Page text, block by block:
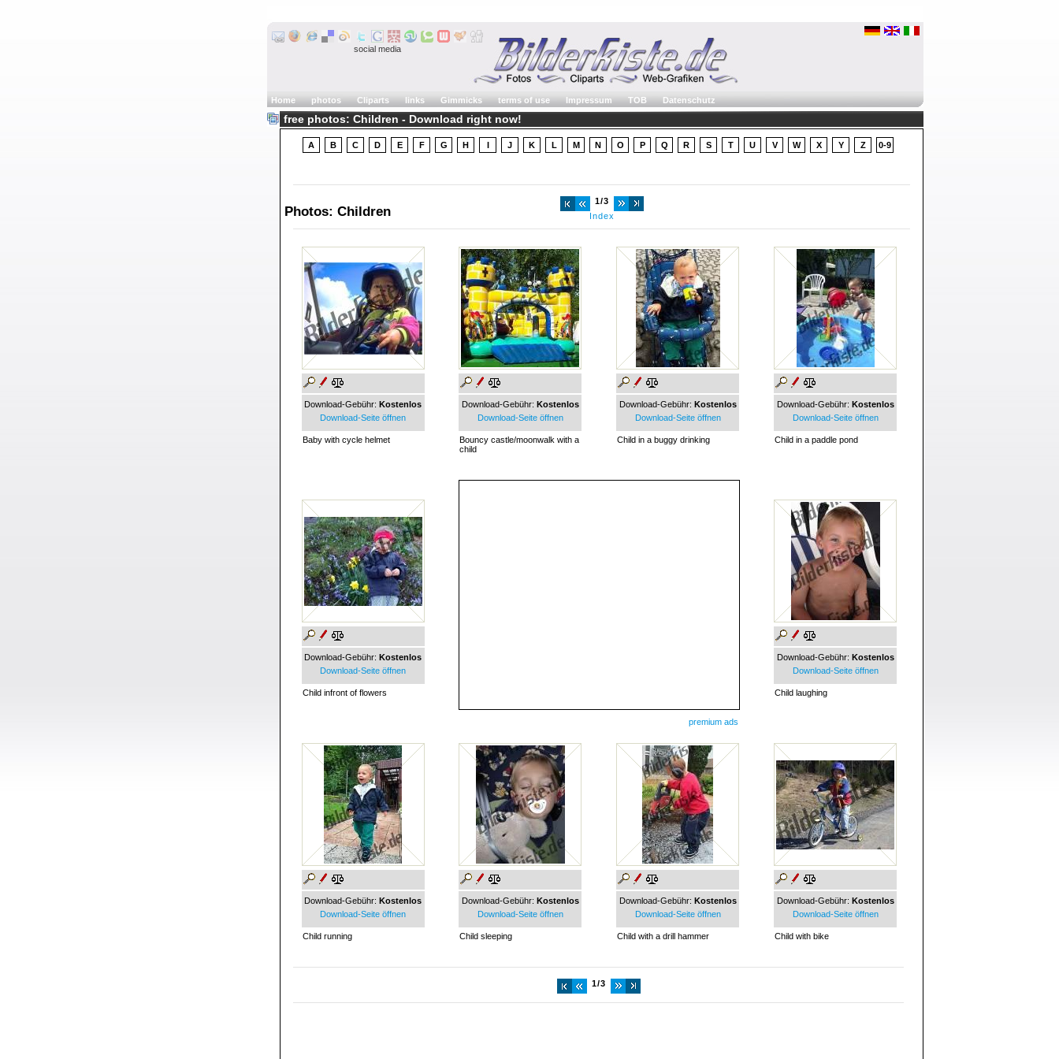
social media
Home photos Cliparts links Gimmicks terms of use Impressum TOB Datenschutz
free photos: Children - Download right now!
A B C D E F G H I J K L M N O P Q R S T U V W X Y Z 0-9
Photos: Children
1/3
Index
Download-Gebühr: Kostenlos
Download-Seite öffnen
Baby with cycle helmet
Download-Gebühr: Kostenlos
Download-Seite öffnen
Bouncy castle/moonwalk with a
child
Download-Gebühr: Kostenlos
Download-Seite öffnen
Child in a buggy drinking
Download-Gebühr: Kostenlos
Download-Seite öffnen
Child in a paddle pond
Download-Gebühr: Kostenlos
Download-Seite öffnen
Child infront of flowers
premium ads
Download-Gebühr: Kostenlos
Download-Seite öffnen
Child laughing
Download-Gebühr: Kostenlos
Download-Seite öffnen
Child running
Download-Gebühr: Kostenlos
Download-Seite öffnen
Child sleeping
Download-Gebühr: Kostenlos
Download-Seite öffnen
Child with a drill hammer
Download-Gebühr: Kostenlos
Download-Seite öffnen
Child with bike
1/3